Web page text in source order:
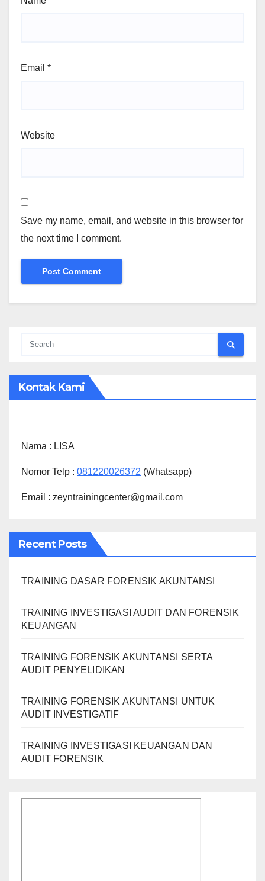
Email *
Website
Save my name, email, and website in this browser for
the next time I comment.
Kontak Kami
Nama : LISA
Nomor Telp : 081220026372 (Whatsapp)
Email : zeyntrainingcenter@gmail.com
Recent Posts
TRAINING DASAR FORENSIK AKUNTANSI
TRAINING INVESTIGASI AUDIT DAN FORENSIK
KEUANGAN
TRAINING FORENSIK AKUNTANSI SERTA
AUDIT PENYELIDIKAN
TRAINING FORENSIK AKUNTANSI UNTUK
AUDIT INVESTIGATIF
TRAINING INVESTIGASI KEUANGAN DAN
AUDIT FORENSIK